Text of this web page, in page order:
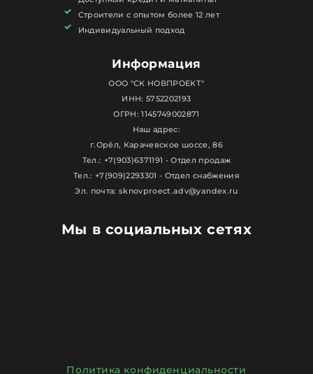
Мы в социальных сетях
Строители с опытом более 12 лет
Индивидуальный подход
Информация
ООО "СК НОВПРОЕКТ"
ИНН: 5752202193
ОГРН: 1145749002871
Наш адрес:
г.Орёл, Карачевское шоссе, 86
Тел.: +7(903)6371191 - Отдел продаж
Тел.: +7(909)2293301 - Отдел снабжения
Эл. почта: sknovproect.adv@yandex.ru
Политика конфиденциальности